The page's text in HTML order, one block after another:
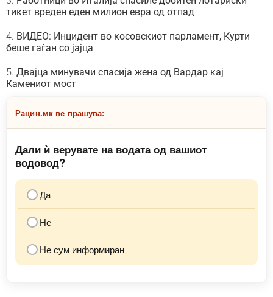
тикет вреден еден милион евра од отпад
ВИДЕО: Инцидент во косовскиот парламент, Курти
беше гаѓан со јајца
Двајца минувачи спасија жена од Вардар кај
Камениот мост
Рацин.мк ве прашува:
Дали ѝ верувате на водата од вашиот
водовод?
Да
Не
Не сум информиран